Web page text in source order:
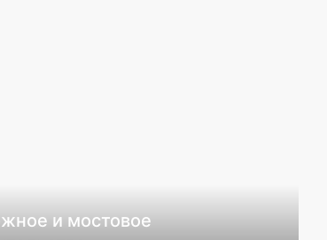
и мостовое